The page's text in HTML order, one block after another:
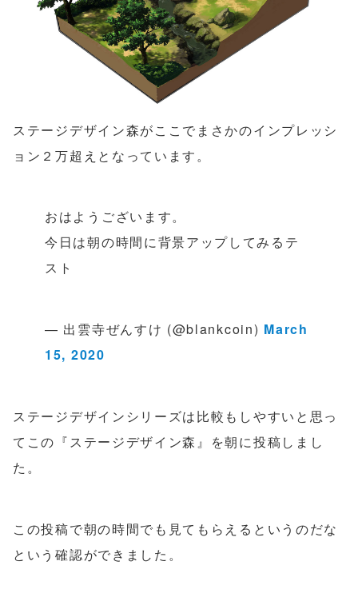
ステージデザイン森がここでまさかのインプレッシ
ョン２万超えとなっています。
おはようございます。
今日は朝の時間に背景アップしてみるテ
スト
— 出雲寺ぜんすけ (@blankcoin) March
15, 2020
ステージデザインシリーズは比較もしやすいと思っ
てこの『ステージデザイン森』を朝に投稿しまし
た。
この投稿で朝の時間でも見てもらえるというのだな
という確認ができました。